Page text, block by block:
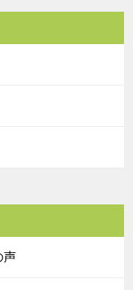
声